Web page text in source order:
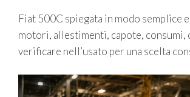
Fiat 500C spiegata in modo semplice
motori, allestimenti, capote, consumi,
verificare nell’usato per una scelta